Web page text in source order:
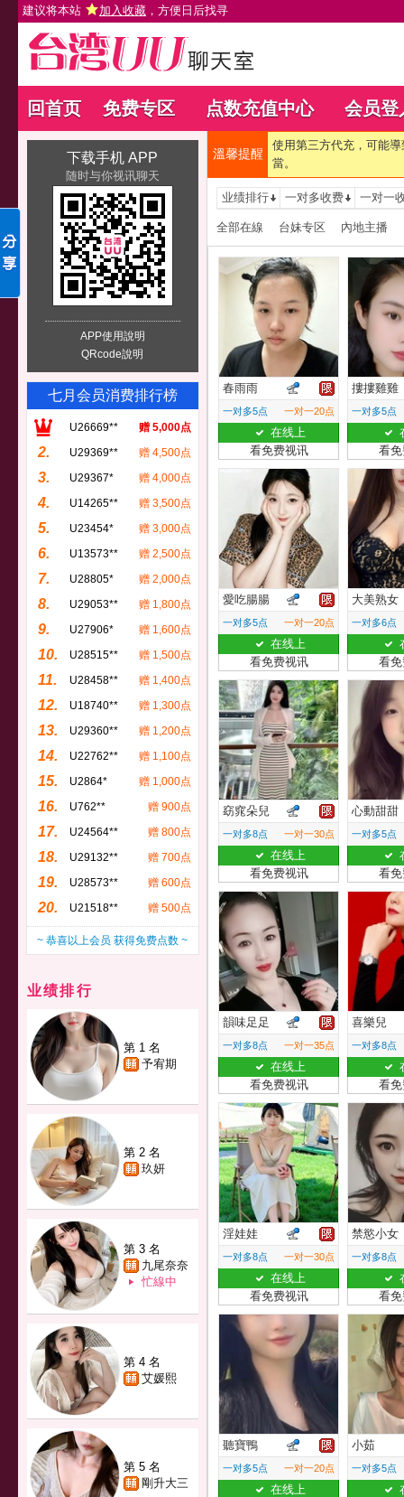
建议将本站 加入收藏 ，方便日后找寻
回首页 免费专区 点数充值中心 会员登
下载手机 APP
随时与你视讯聊天
APP使用說明
QRcode說明
七月会员消费排行榜
U26669** 赠 5,000点
2. U29369** 赠 4,500点
3. U29367* 赠 4,000点
4. U14265** 赠 3,500点
5. U23454* 赠 3,000点
6. U13573** 赠 2,500点
7. U28805* 赠 2,000点
8. U29053** 赠 1,800点
9. U27906* 赠 1,600点
10. U28515** 赠 1,500点
11. U28458** 赠 1,400点
12. U18740** 赠 1,300点
13. U29360** 赠 1,200点
14. U22762** 赠 1,100点
15. U2864* 赠 1,000点
16. U762** 赠 900点
17. U24564** 赠 800点
18. U29132** 赠 700点
19. U28573** 赠 600点
20. U21518** 赠 500点
~ 恭喜以上会员 获得免费点数 ~
业绩排行
第 1 名
予宥期
第 2 名
玖妍
第 3 名
九尾奈奈
忙線中
第 4 名
艾媛熙
第 5 名
剛升大三
溫馨提醒
使用第三方代充，可能
當。
业绩排行 一对多收费 一对一
全部在線 台妹专区 內地主播
春雨雨
一对多5点 一对一20点
在线上
看免费视讯
摟摟雞雞
一对多5点
看
愛吃腸腸
一对多5点 一对一20点
在线上
看免费视讯
大美熟女
一对多6点
看
窈窕朵兒
一对多8点 一对一30点
在线上
看免费视讯
心動甜甜
一对多5点
看
韻味足足
一对多8点 一对一35点
在线上
看免费视讯
喜樂兒
一对多8点
看
淫娃娃
一对多8点 一对一30点
在线上
看免费视讯
禁慾小女
一对多8点
看
聽寶鴨
一对多5点 一对一20点
在线上
小茹
一对多5点